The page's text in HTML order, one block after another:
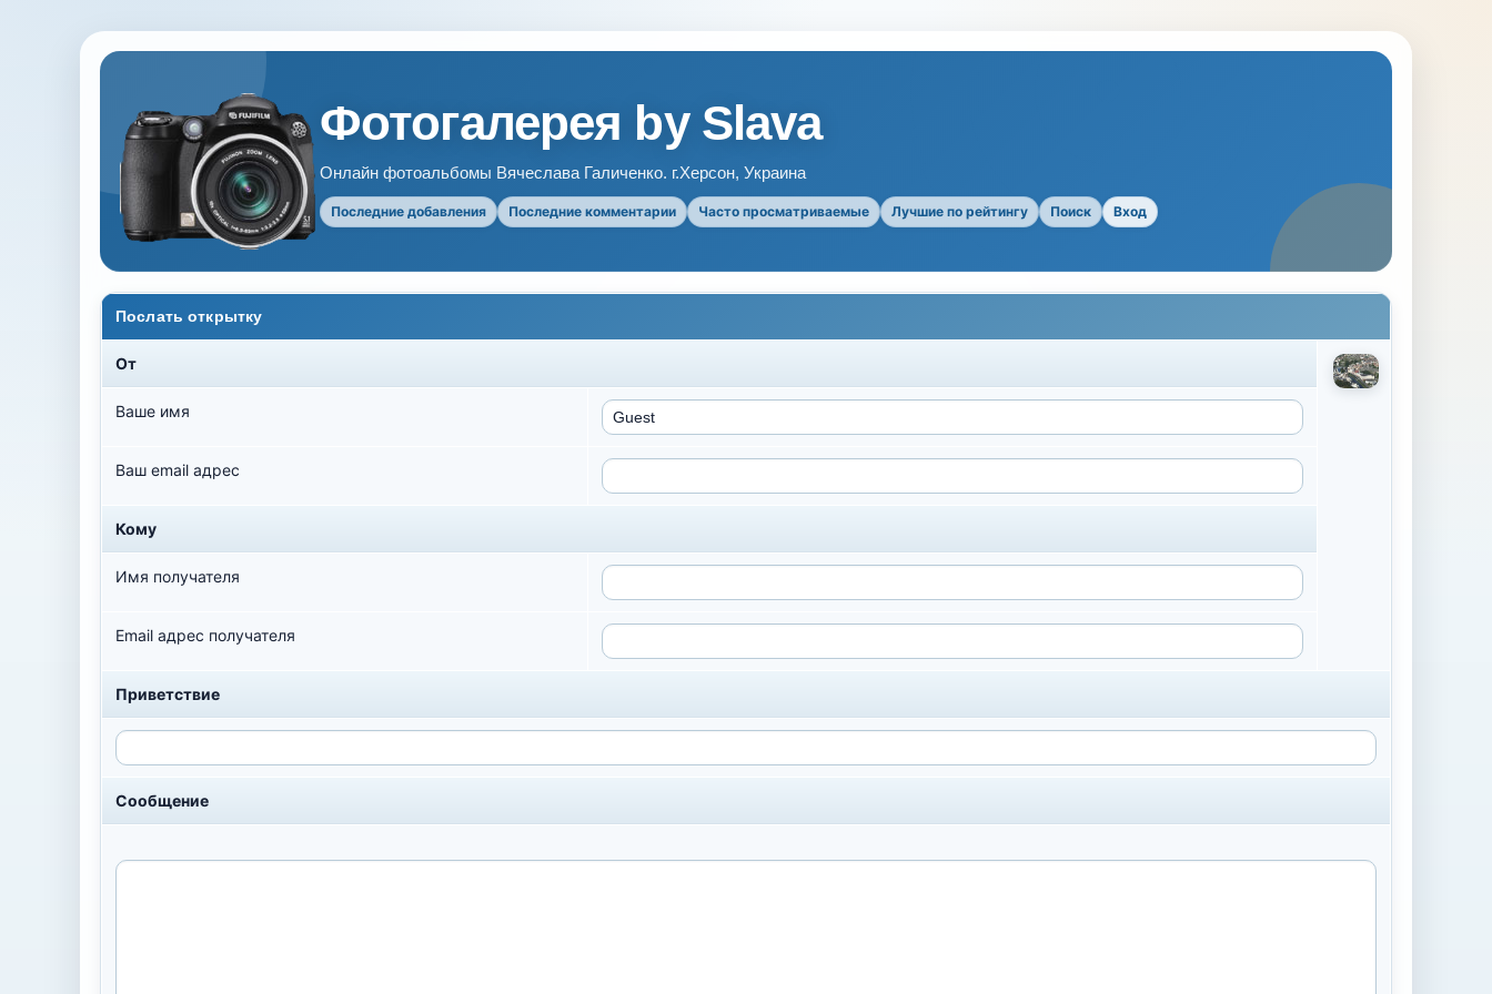
Фотогалерея by Slava
Онлайн фотоальбомы Вячеслава Галиченко. г.Херсон, Украина
Последние добавления Последние комментарии Часто просматриваемые Лучшие по рейтингу Поиск Вход
Послать открытку
От
Ваше имя
Ваш email адрес
Кому
Имя получателя
Email адрес получателя
Приветствие
Сообщение